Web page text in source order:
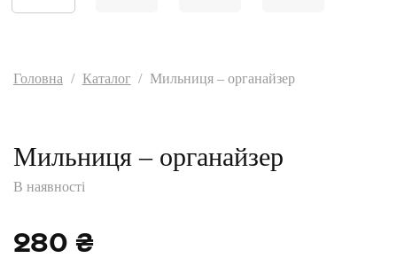
Головна / Каталог / Мильниця – органайзер
Мильниця – органайзер
В наявності
280 ₴